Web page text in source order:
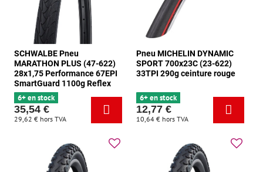
SCHWALBE Pneu
MARATHON PLUS (47-622)
28x1,75 Performance 67EPI
SmartGuard 1100g Reflex
6+ en stock
35,54 €
29,62 € hors TVA
Pneu MICHELIN DYNAMIC
SPORT 700x23C (23-622)
33TPI 290g ceinture rouge
6+ en stock
12,77 €
10,64 € hors TVA